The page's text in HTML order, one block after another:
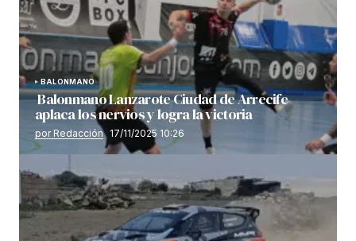
BALONMANO
Balonmano Lanzarote Ciudad de Arrecife
aplaca los nervios y logra la victoria
por Redacción 17/11/2025 10:26